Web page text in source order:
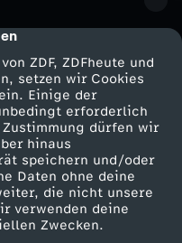
ZDF, ZDFheute und
setzen wir Cookies
Einige der
erforderlich
dürfen wir
hinaus
speichern und/oder
Daten ohne deine
die nicht unsere
verwenden deine
Zwecken.
zum ZDF